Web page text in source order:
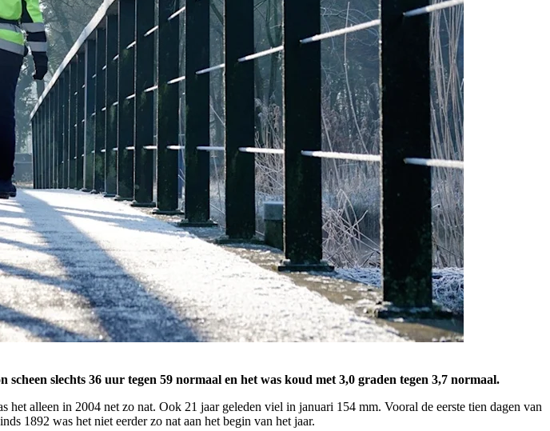
slechts 36 uur tegen 59 normaal en het was koud met 3,0 graden tegen 3,7 normaal.
alleen in 2004 net zo nat. Ook 21 jaar geleden viel in januari 154 mm. Vooral de eerste tien dagen van
1892 was het niet eerder zo nat aan het begin van het jaar.